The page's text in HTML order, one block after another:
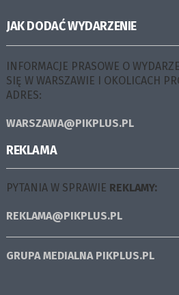
JAK DODAĆ WYDARZENIE
INFORMACJE PRASOWE O
SIĘ W WARSZAWIE I OKOLICACH
ADRES:
WARSZAWA@PIKPLUS.PL
REKLAMA
PYTANIA W SPRAWIE REKLAMY:
REKLAMA@PIKPLUS.PL
GRUPA MEDIALNA PIKPLUS.PL